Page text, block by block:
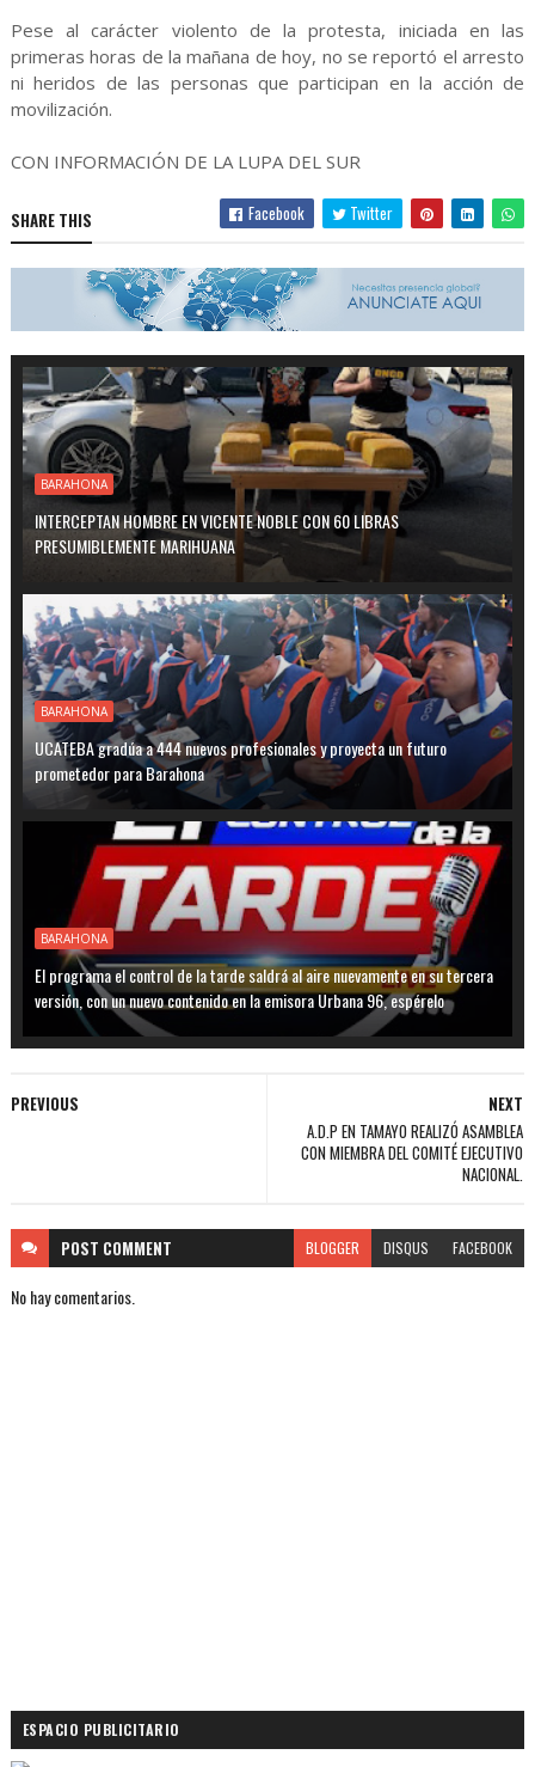
Pese al carácter violento de la protesta, iniciada en las
primeras horas de la mañana de hoy, no se reportó el arresto
ni heridos de las personas que participan en la acción de
movilización.
CON INFORMACIÓN DE LA LUPA DEL SUR
SHARE THIS Facebook Twitter
BARAHONA
INTERCEPTAN HOMBRE EN VICENTE NOBLE CON 60 LIBRAS
PRESUMIBLEMENTE MARIHUANA
BARAHONA
UCATEBA gradúa a 444 nuevos profesionales y proyecta un futuro
prometedor para Barahona
BARAHONA
El programa el control de la tarde saldrá al aire nuevamente en su tercera
versión, con un nuevo contenido en la emisora Urbana 96, espérelo
NEXT
A.D.P EN TAMAYO REALIZÓ ASAMBLEA
CON MIEMBRA DEL COMITÉ EJECUTIVO
NACIONAL.
PREVIOUS
POST COMMENT BLOGGER DISQUS FACEBOOK
No hay comentarios.
ESPACIO PUBLICITARIO